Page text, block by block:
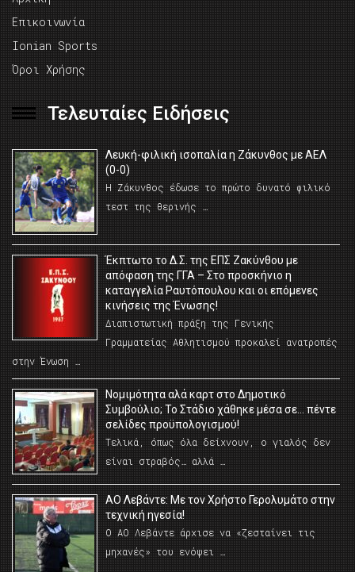
Επικοινωνία
Ionian Sports
Όροι Χρήσης
Τελευταίες Ειδήσεις
Λευκή-φιλική ισοπαλία η Ζάκυνθος με ΑΕΛ
(0-0)
Η Ζάκυνθος έδωσε το πρώτο δυνατό φιλικό
τεστ της θερινής …
Έκπτωτο το Δ.Σ. της ΕΠΣ Ζακύνθου με
απόφαση της ΓΓΑ – Στο προσκήνιο η
καταγγελία Ραυτόπουλου και οι επόμενες
κινήσεις της Ένωσης!
Διαπιστωτική πράξη της Γενικής
Γραμματείας Αθλητισμού προκαλεί ανατροπές
στην Ένωση …
Νομιμότητα αλά καρτ στο Δημοτικό
Συμβούλιο; Το Στάδιο χάθηκε μέσα σε… πέντε
σελίδες προϋπολογισμού!
Τελικά, όπως όλα δείχνουν, ο γιαλός δεν
είναι στραβός… αλλά …
ΑΟ Λεβάντε: Με τον Χρήστο Γερολυμάτο στην
τεχνική ηγεσία!
Ο ΑΟ Λεβάντε άρχισε να «ζεσταίνει τις
μηχανές» του ενόψει …